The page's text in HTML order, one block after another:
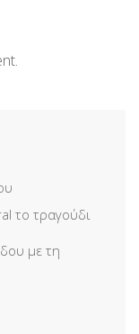
το τραγούδι
με τη